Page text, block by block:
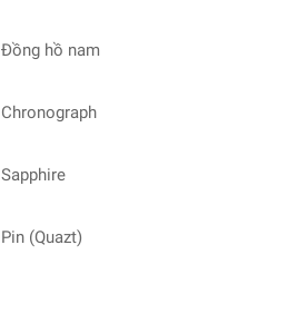
Đồng hồ nam
Chronograph
Sapphire
Pin (Quazt)